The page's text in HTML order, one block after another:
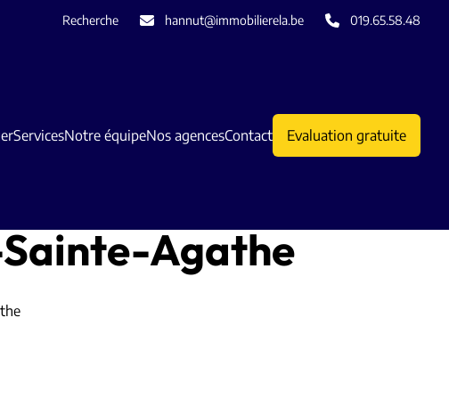
Recherche hannut@immobilierela.be 019.65.58.48
ServicesNotre équipeNos agencesContact Evaluation gratuite
Agathe